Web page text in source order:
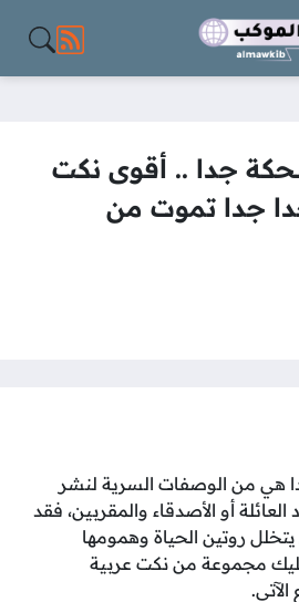
مواقع
جدا .. أقوى نكت
جدا تموت من
هي من الوصفات السرية لنشر
العائلة أو الأصدقاء والمقربين، فقد
روتين الحياة وهمومها
عليك مجموعة من نكت عربية